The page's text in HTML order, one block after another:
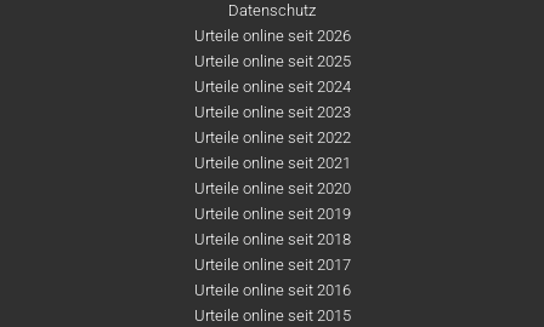
Datenschutz
Urteile online seit 2026
Urteile online seit 2025
Urteile online seit 2024
Urteile online seit 2023
Urteile online seit 2022
Urteile online seit 2021
Urteile online seit 2020
Urteile online seit 2019
Urteile online seit 2018
Urteile online seit 2017
Urteile online seit 2016
Urteile online seit 2015